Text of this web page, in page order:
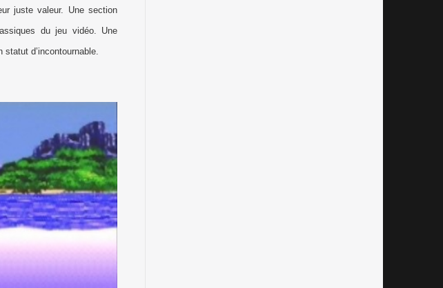
juste valeur. Une section
du jeu vidéo. Une
statut d’incontournable.